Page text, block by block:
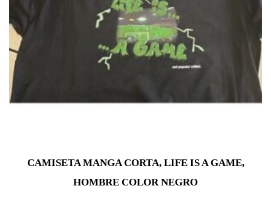
CAMISETA MANGA CORTA, LIFE IS A GAME,
HOMBRE COLOR NEGRO